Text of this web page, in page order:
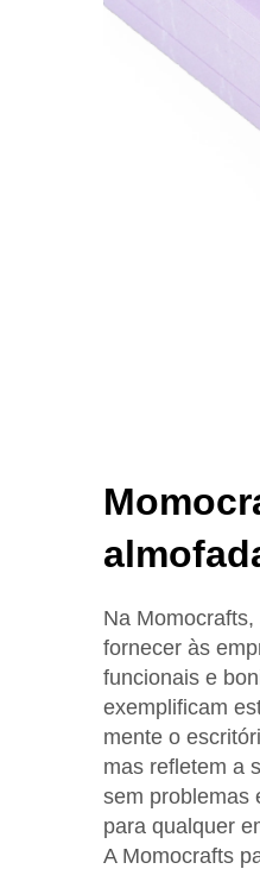
Na
fornecer às
funcionais e
exemplificam
mente o
mas refletem a
sem problemas
para qualquer
A Momocrafts